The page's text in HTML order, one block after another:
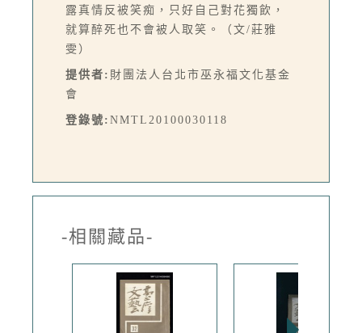
露真情反被笑痴，只好自己對花獨飲，
就算醉死也不會被人取笑。（文/莊雅
雯）
提供者: 財團法人台北市巫永福文化基金
會
登錄號: NMTL20100030118
-相關藏品-